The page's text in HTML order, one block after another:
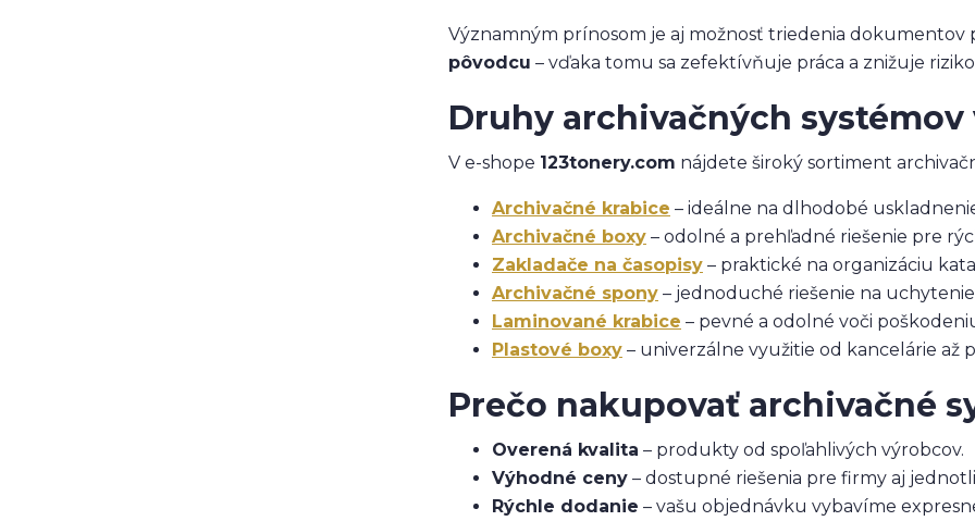
Významným prínosom je aj možnosť triedenia dokumentov
pôvodcu – vďaka tomu sa zefektívňuje práca a znižuje
Druhy archivačných
V e-shope 123tonery.com nájdete široký sortiment
Archivačné krabice – ideálne na dlhodobé
Archivačné boxy – odolné a prehľadné riešenie pre
Zakladače na časopisy – praktické na organizáciu
Archivačné spony – jednoduché riešenie na
Laminované krabice – pevné a odolné voči
Plastové boxy – univerzálne využitie od kancelárie až
Prečo nakupovať archivačné
Overená kvalita – produkty od spoľahlivých výrobcov.
Výhodné ceny – dostupné riešenia pre firmy aj
Rýchle dodanie – vašu objednávku vybavíme